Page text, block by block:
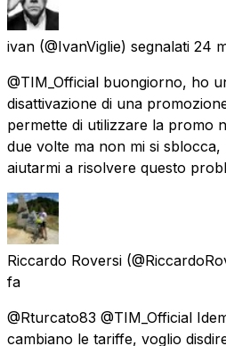
ivan (@IvanViglie) segnalati 24
@TIM_Official buongiorno, ho
disattivazione di una
permette di utilizzare la promo
due volte ma non mi si
aiutarmi a risolvere questo
Riccardo Roversi
fa
@Rturcato83 @TIM_Official
cambiano le tariffe, voglio